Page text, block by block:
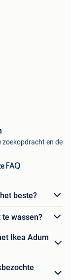
zoekopdracht en de
FAQ
beste?
wassen?
Ikea Adum